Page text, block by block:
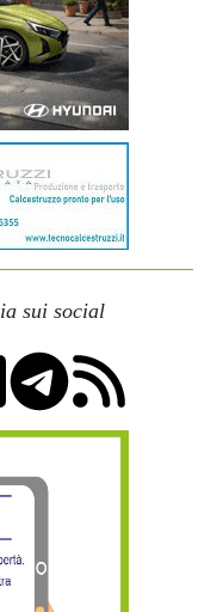
sui social